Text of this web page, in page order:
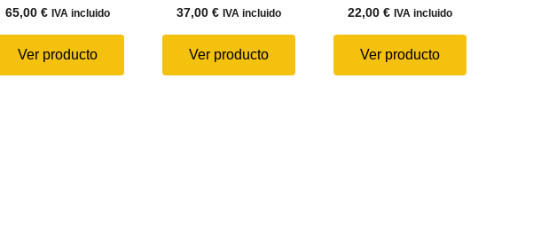
65,00€ IVA incluido
Ver producto
37,00€ IVA incluido
Ver producto
22,00€ IVA incluido
Ver producto